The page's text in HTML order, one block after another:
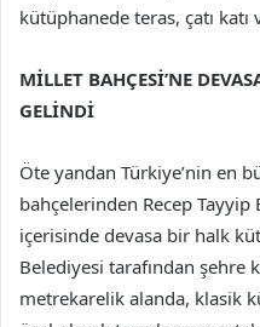
kütüphanede teras, çatı
MİLLET BAHÇESİ’NE
GELİNDİ
Öte yandan Türkiye’nin en
bahçelerinden Recep
içerisinde devasa bir halk
Belediyesi tarafından şehre
metrekarelik alanda, klasik